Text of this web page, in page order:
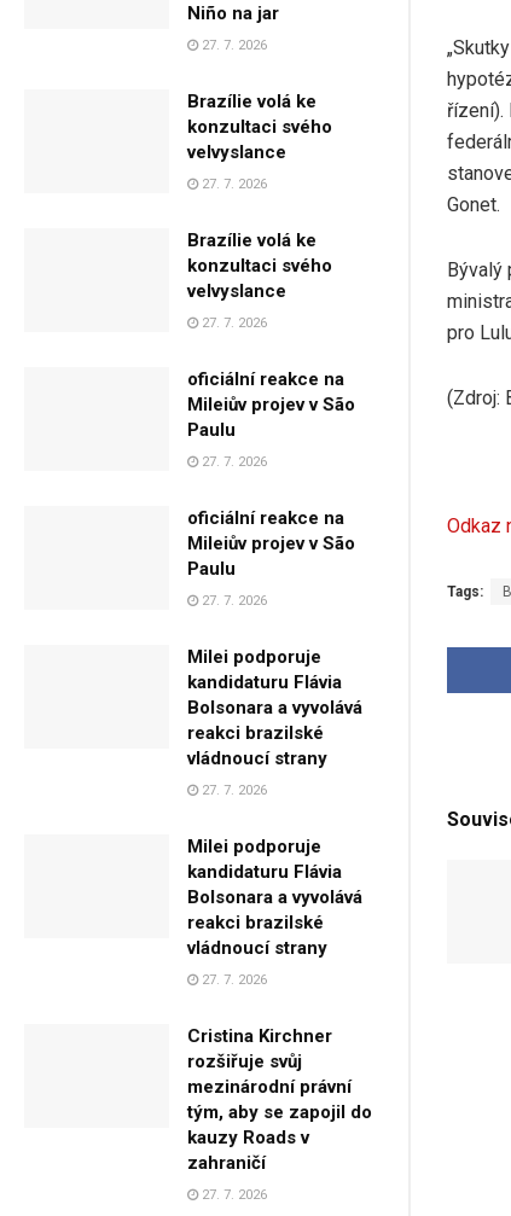
Niño na jar
27. 7. 2026
Brazílie volá ke
konzultaci svého
velvyslance
27. 7. 2026
Brazílie volá ke
konzultaci svého
velvyslance
27. 7. 2026
oficiální reakce na
Mileiův projev v São
Paulu
27. 7. 2026
oficiální reakce na
Mileiův projev v São
Paulu
27. 7. 2026
Milei podporuje
kandidaturu Flávia
Bolsonara a vyvolává
reakci brazilské
vládnoucí strany
27. 7. 2026
Milei podporuje
kandidaturu Flávia
Bolsonara a vyvolává
reakci brazilské
vládnoucí strany
27. 7. 2026
Cristina Kirchner
rozšiřuje svůj
mezinárodní právní
tým, aby se zapojil do
kauzy Roads v
zahraničí
27. 7. 2026
řízení).
Gonet.
Bývalý
pro
(Zdroj:
Odkaz
Tags: